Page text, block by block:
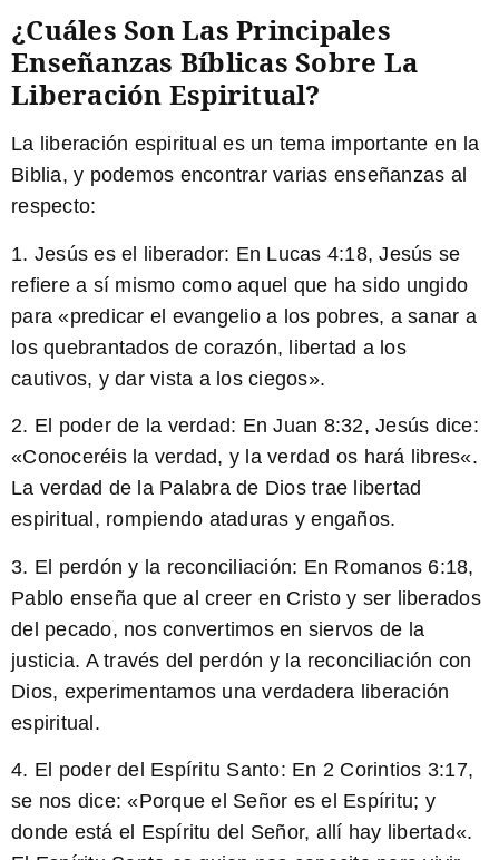
¿Cuáles Son Las Principales
Enseñanzas Bíblicas Sobre La
Liberación Espiritual?
La liberación espiritual es un tema importante en la
Biblia, y podemos encontrar varias enseñanzas al
respecto:
1. Jesús es el liberador: En Lucas 4:18, Jesús se
refiere a sí mismo como aquel que ha sido ungido
para «predicar el evangelio a los pobres, a sanar a
los quebrantados de corazón, libertad a los
cautivos, y dar vista a los ciegos».
2. El poder de la verdad: En Juan 8:32, Jesús dice:
«Conoceréis la verdad, y la verdad os hará libres«.
La verdad de la Palabra de Dios trae libertad
espiritual, rompiendo ataduras y engaños.
3. El perdón y la reconciliación: En Romanos 6:18,
Pablo enseña que al creer en Cristo y ser liberados
del pecado, nos convertimos en siervos de la
justicia. A través del perdón y la reconciliación con
Dios, experimentamos una verdadera liberación
espiritual.
4. El poder del Espíritu Santo: En 2 Corintios 3:17,
se nos dice: «Porque el Señor es el Espíritu; y
donde está el Espíritu del Señor, allí hay libertad«.